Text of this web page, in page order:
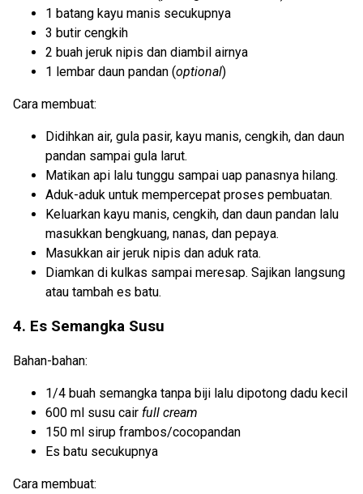
1 batang kayu manis secukupnya
3 butir cengkih
2 buah jeruk nipis dan diambil airnya
1 lembar daun pandan (optional)
Cara membuat:
Didihkan air, gula pasir, kayu manis, cengkih, dan daun
pandan sampai gula larut.
Matikan api lalu tunggu sampai uap panasnya hilang.
Aduk-aduk untuk mempercepat proses pembuatan.
Keluarkan kayu manis, cengkih, dan daun pandan lalu
masukkan bengkuang, nanas, dan pepaya.
Masukkan air jeruk nipis dan aduk rata.
Diamkan di kulkas sampai meresap. Sajikan langsung
atau tambah es batu.
4. Es Semangka Susu
Bahan-bahan:
1/4 buah semangka tanpa biji lalu dipotong dadu kecil
600 ml susu cair full cream
150 ml sirup frambos/cocopandan
Es batu secukupnya
Cara membuat: